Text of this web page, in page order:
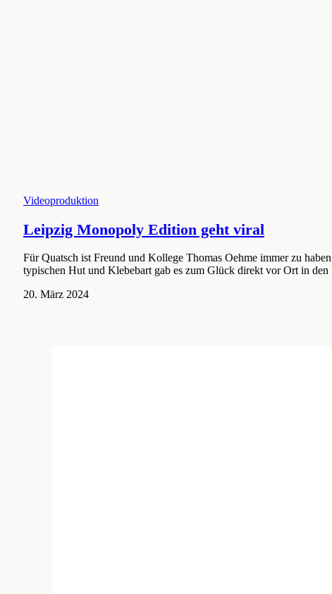
Videoproduktion
Leipzig Monopoly Edition geht viral
Für Quatsch ist Freund und Kollege Thomas Oehme immer zu
typischen Hut und Klebebart gab es zum Glück direkt vor Ort in
20. März 20247.